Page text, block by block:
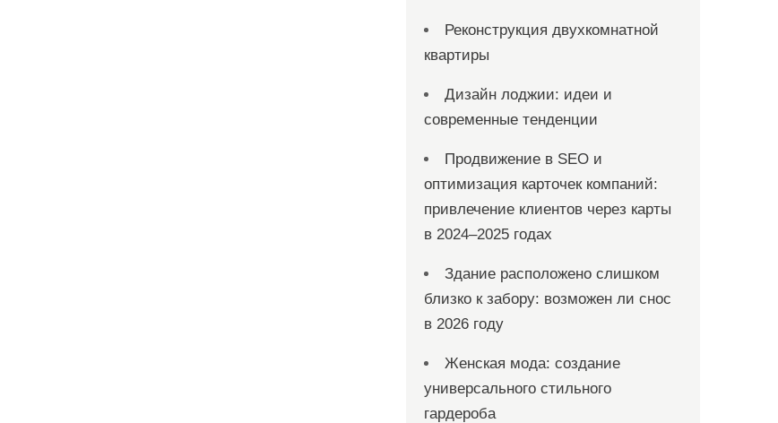
Реконструкция двухкомнатной
квартиры
Дизайн лоджии: идеи и
современные тенденции
Продвижение в SEO и
оптимизация карточек компаний:
привлечение клиентов через карты
в 2024–2025 годах
Здание расположено слишком
близко к забору: возможен ли снос
в 2026 году
Женская мода: создание
универсального стильного
гардероба